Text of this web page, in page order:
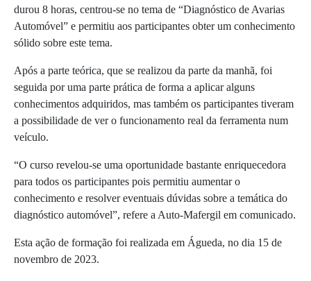
durou 8 horas, centrou-se no tema de “Diagnóstico de Avarias
Automóvel” e permitiu aos participantes obter um conhecimento
sólido sobre este tema.
Após a parte teórica, que se realizou da parte da manhã, foi
seguida por uma parte prática de forma a aplicar alguns
conhecimentos adquiridos, mas também os participantes tiveram
a possibilidade de ver o funcionamento real da ferramenta num
veículo.
“O curso revelou-se uma oportunidade bastante enriquecedora
para todos os participantes pois permitiu aumentar o
conhecimento e resolver eventuais dúvidas sobre a temática do
diagnóstico automóvel”, refere a Auto-Mafergil em comunicado.
Esta ação de formação foi realizada em Águeda, no dia 15 de
novembro de 2023.